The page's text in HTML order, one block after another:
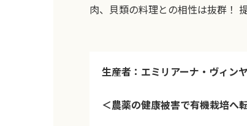
肉、貝類の料理との相性は抜群！
生産者：エミリアーナ・ヴィン
＜農薬の健康被害で有機栽培へ